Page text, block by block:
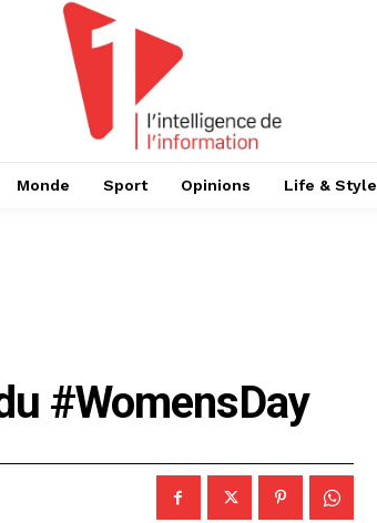
Monde Sport Opinions Life & Style
#WomensDay